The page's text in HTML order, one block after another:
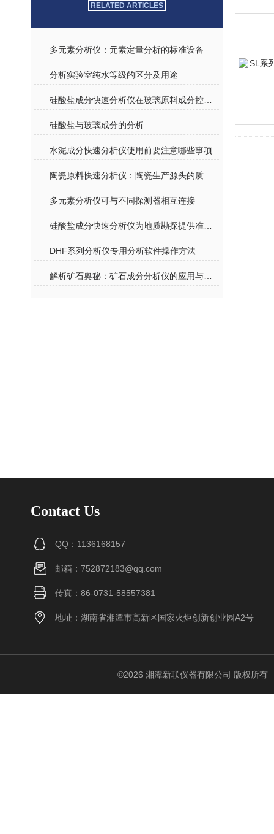
RELATED ARTICLES
多元素分析仪：元素定量分析的标准设备
分析实验室纯水等级的区分及用途
硅酸盐与玻璃成分的分析
水泥成分快速分析仪使用前要注意哪些事项
多元素分析仪可与不同探测器相互连接
DHF系列分析仪专用分析软件操作方法
Contact Us
QQ：1136168157
邮箱：752872183@qq.com
传真：86-0731-58557381
地址：湖南省湘潭市高新区国家火炬创新创业园A2号
©2026 湘潭新联仪器有限公司 版权所